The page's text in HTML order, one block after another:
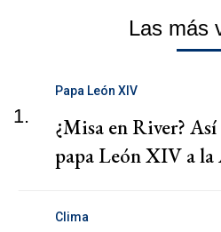
Las más
1.
Papa León XIV
¿Misa en River?
papa León XIV a
Clima